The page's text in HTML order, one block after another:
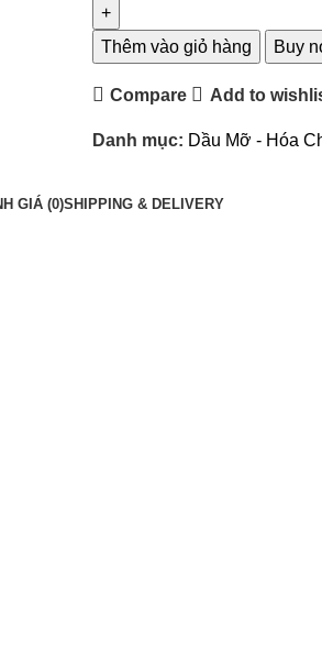
Thêm vào giỏ hàng Buy
Compare Add to
Danh mục: Dầu Mỡ - Hóa
GIÁ (0)SHIPPING & DELIVERY